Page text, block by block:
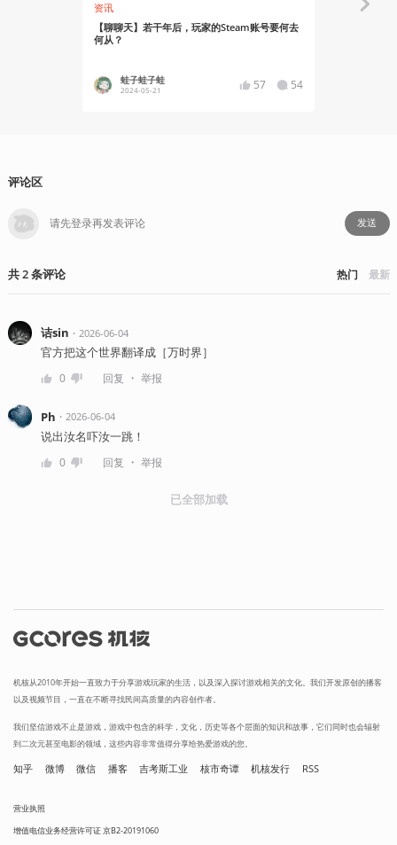
资讯
【聊聊天】若干年后，玩家的Steam账号要何去
何从？
蛙子蛙子蛙
2024-05-21 57 54
评论区
发送
共2条评论 热门 最新
诘sin ・ 2026-06-04
官方把这个世界翻译成［万时界］
0 回复 ・ 举报
Ph ・ 2026-06-04
说出汝名吓汝一跳！
0 回复 ・ 举报
已全部加载
机核从2010年开始一直致力于分享游戏玩家的生活，以及深入探讨游戏相关的文化。我们开发原创的播客
以及视频节目，一直在不断寻找民间高质量的内容创作者。
我们坚信游戏不止是游戏，游戏中包含的科学，文化，历史等各个层面的知识和故事，它们同时也会辐射
到二次元甚至电影的领域，这些内容非常值得分享给热爱游戏的您。
知乎 微博 微信 播客 吉考斯工业 核市奇谭 机核发行 RSS
营业执照
增值电信业务经营许可证 京B2-20191060